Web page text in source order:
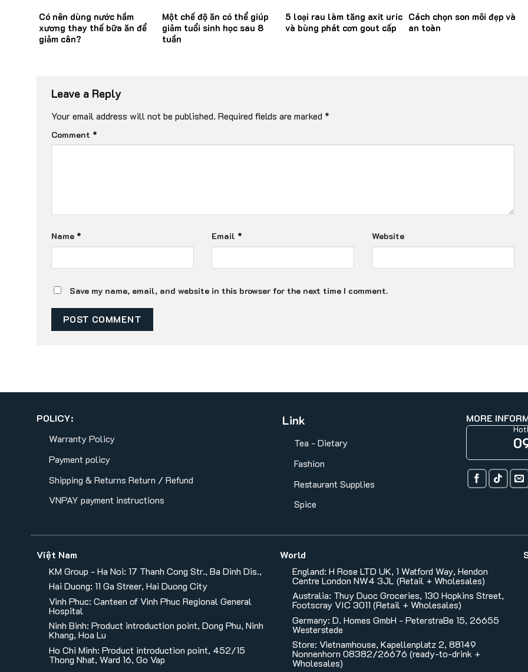
Có nên dùng nước hầm
xương thay thế bữa ăn để
giảm cân?
Một chế độ ăn có thể giúp
giảm tuổi sinh học sau 8
tuần
5 loại rau làm tăng axit uric
và bùng phát cơn gout cấp
Cách chọn son môi đẹp và
an toàn
Leave a Reply
Your email address will not be published. Required fields are marked *
Comment *
Name * Email * Website
Save my name, email, and website in this browser for the next time I comment.
POLICY:
Warranty Policy
Payment policy
Shipping & Returns Return / Refund
VNPAY payment instructions
Link
Tea - Dietary
Fashion
Restaurant Supplies
Spice
MORE
Việt Nam
KM Group - Ha Noi: 17 Thanh Cong Str., Ba Dinh Dis.,
Hai Duong: 11 Ga Streer, Hai Duong City
Vinh Phuc: Canteen of Vinh Phuc Regional General
Hospital
Ninh Binh: Product introduction point, Dong Phu, Ninh
Khang, Hoa Lu
Ho Chi Minh: Product introduction point, 452/15
Thong Nhat, Ward 16, Go Vap
World
England: H Rose LTD UK, 1 Watford Way, Hendon
Centre London NW4 3JL (Retail + Wholesales)
Australia: Thuy Duoc Groceries, 130 Hopkins Street,
Footscray VIC 3011 (Retail + Wholesales)
Germany: D. Homes GmbH - PeterstraBe 15, 26655
Westerstede
Store: Vietnamhouse, Kapellenplatz 2, 88149
Nonnenhorn 08382/26676 (ready-to-drink +
Wholesales)